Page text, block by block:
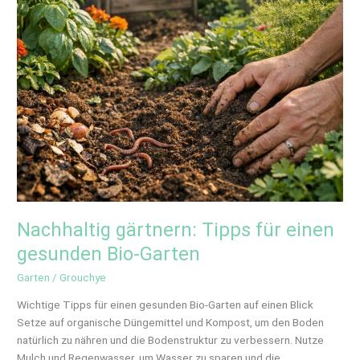
Nachhaltig gärtnern: Tipps für einen
gesunden Bio-Garten
Garten /Grouchye
Wichtige Tipps für einen gesunden Bio-Garten auf einen Blick
Setze auf organische Düngemittel und Kompost, um den Boden
natürlich zu nähren und die Bodenstruktur zu verbessern. Nutze
Garten